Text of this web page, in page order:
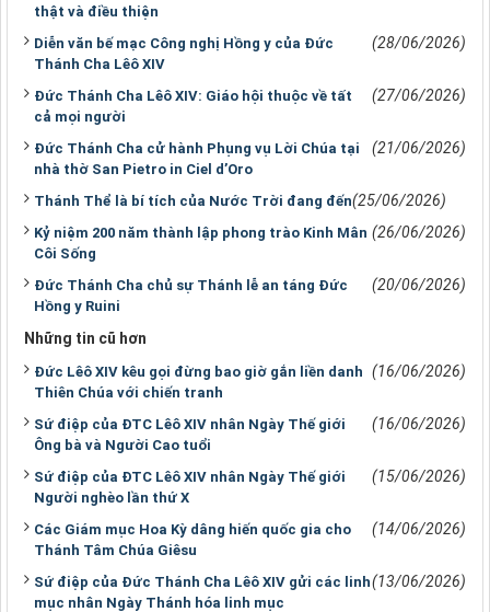
thật và điều thiện
Diễn văn bế mạc Công nghị Hồng y của Đức
Thánh Cha Lêô XIV
(28/06/2026)
Đức Thánh Cha Lêô XIV: Giáo hội thuộc về tất
cả mọi người
(27/06/2026)
Đức Thánh Cha cử hành Phụng vụ Lời Chúa tại
nhà thờ San Pietro in Ciel d’Oro
(21/06/2026)
Thánh Thể là bí tích của Nước Trời đang đến(25/06/2026)
Kỷ niệm 200 năm thành lập phong trào Kinh Mân
Côi Sống
(26/06/2026)
Đức Thánh Cha chủ sự Thánh lễ an táng Đức
Hồng y Ruini
(20/06/2026)
Những tin cũ hơn
Đức Lêô XIV kêu gọi đừng bao giờ gắn liền danh
Thiên Chúa với chiến tranh
(16/06/2026)
Sứ điệp của ĐTC Lêô XIV nhân Ngày Thế giới
Ông bà và Người Cao tuổi
(16/06/2026)
Sứ điệp của ĐTC Lêô XIV nhân Ngày Thế giới
Người nghèo lần thứ X
(15/06/2026)
Các Giám mục Hoa Kỳ dâng hiến quốc gia cho
Thánh Tâm Chúa Giêsu
(14/06/2026)
Sứ điệp của Đức Thánh Cha Lêô XIV gửi các linh
mục nhân Ngày Thánh hóa linh mục
(13/06/2026)